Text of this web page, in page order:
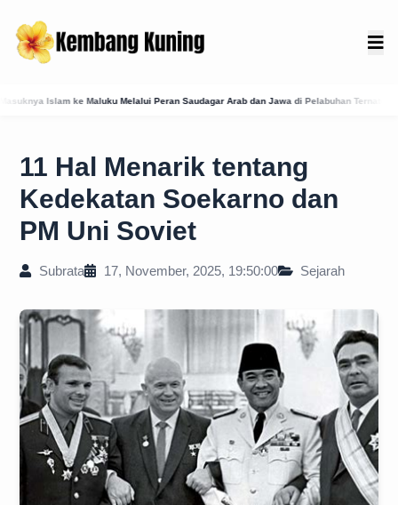
Peran Saudagar Arab dan Jawa di Pelabuhan Ternate Membedah Presensi
11 Hal Menarik tentang
Kedekatan Soekarno dan
PM Uni Soviet
Subrata 17, November, 2025, 19:50:00 Sejarah